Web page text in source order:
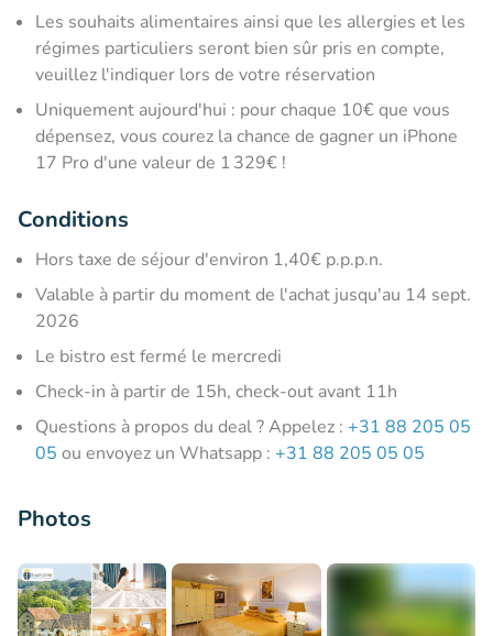
Les souhaits alimentaires ainsi que les allergies et les
régimes particuliers seront bien sûr pris en compte,
veuillez l'indiquer lors de votre réservation
Uniquement aujourd'hui : pour chaque 10€ que vous
dépensez, vous courez la chance de gagner un iPhone
17 Pro d'une valeur de 1 329€ !
Conditions
Hors taxe de séjour d'environ 1,40€ p.p.p.n.
Valable à partir du moment de l'achat jusqu'au 14 sept.
2026
Le bistro est fermé le mercredi
Check-in à partir de 15h, check-out avant 11h
Questions à propos du deal ? Appelez : +31 88 205 05
05 ou envoyez un Whatsapp : +31 88 205 05 05
Photos